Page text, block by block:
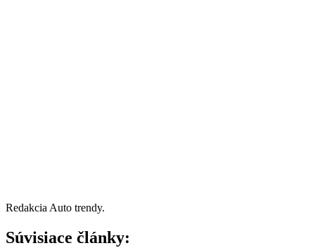
Redakcia Auto trendy.
Súvisiace články: